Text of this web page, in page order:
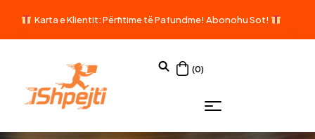
Karta e Klientit: Përfitime të Pafundme! Abonohu Sot!
(0)